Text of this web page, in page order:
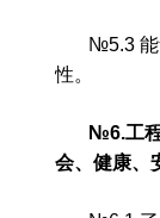
№5.3
性。
№6.工
会、健康、